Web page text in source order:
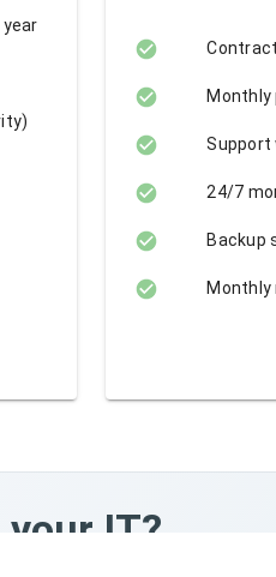
Support
24/7
Backup
IT?